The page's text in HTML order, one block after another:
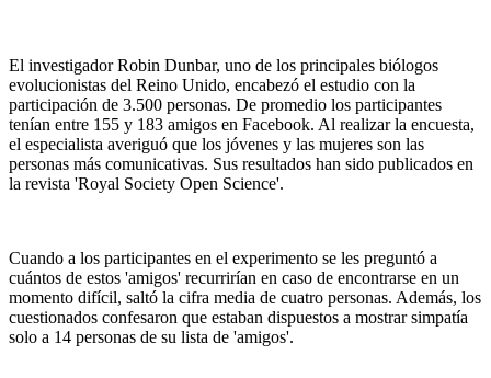
El investigador Robin Dunbar, uno de los principales biólogos
evolucionistas del Reino Unido, encabezó el estudio con la
participación de 3.500 personas. De promedio los participantes
tenían entre 155 y 183 amigos en Facebook. Al realizar la encuesta,
el especialista averiguó que los jóvenes y las mujeres son las
personas más comunicativas. Sus resultados han sido publicados en
la revista 'Royal Society Open Science'.
Cuando a los participantes en el experimento se les preguntó a
cuántos de estos 'amigos' recurrirían en caso de encontrarse en un
momento difícil, saltó la cifra media de cuatro personas. Además, los
cuestionados confesaron que estaban dispuestos a mostrar simpatía
solo a 14 personas de su lista de 'amigos'.